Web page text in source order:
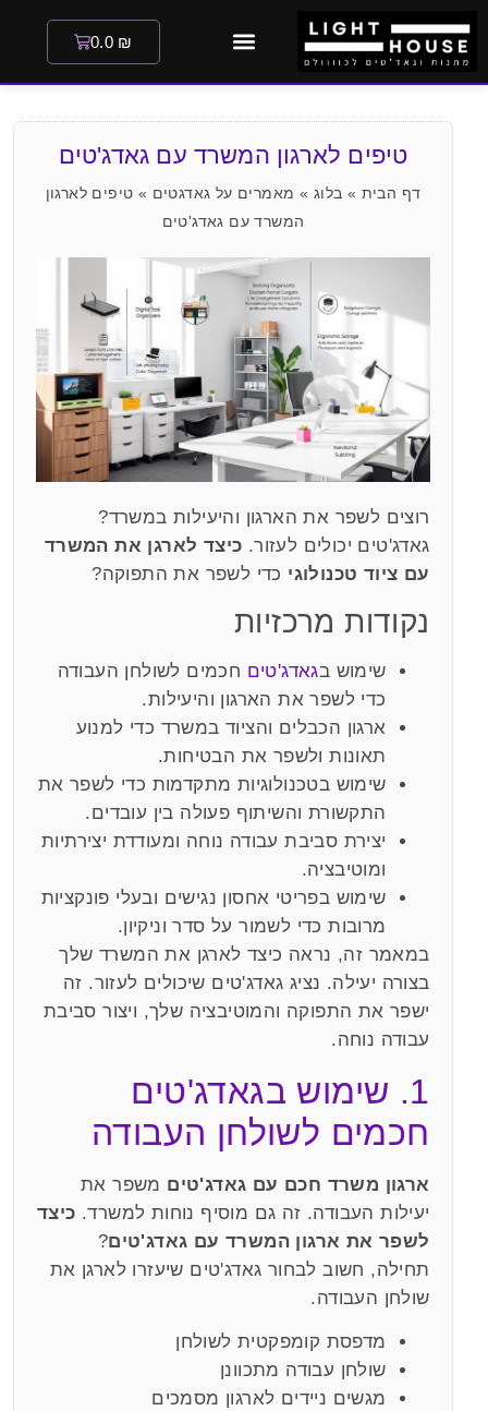
0.0 ₪
טיפים לארגון המשרד עם גאדג'טים
דף הבית » בלוג » מאמרים על גאדגטים » טיפים לארגון
המשרד עם גאדג'טים
רוצים לשפר את הארגון והיעילות במשרד?
גאדג'טים יכולים לעזור. כיצד לארגן את המשרד
עם ציוד טכנולוגי כדי לשפר את התפוקה?
נקודות מרכזיות
שימוש בגאדג'טים חכמים לשולחן העבודה
כדי לשפר את הארגון והיעילות.
ארגון הכבלים והציוד במשרד כדי למנוע
תאונות ולשפר את הבטיחות.
שימוש בטכנולוגיות מתקדמות כדי לשפר את
התקשורת והשיתוף פעולה בין עובדים.
יצירת סביבת עבודה נוחה ומעודדת יצירתיות
ומוטיבציה.
שימוש בפריטי אחסון נגישים ובעלי פונקציות
מרובות כדי לשמור על סדר וניקיון.
במאמר זה, נראה כיצד לארגן את המשרד שלך
בצורה יעילה. נציג גאדג'טים שיכולים לעזור. זה
ישפר את התפוקה והמוטיבציה שלך, ויצור סביבת
עבודה נוחה.
1. שימוש בגאדג'טים
חכמים לשולחן העבודה
ארגון משרד חכם עם גאדג'טים משפר את
יעילות העבודה. זה גם מוסיף נוחות למשרד. כיצד
לשפר את ארגון המשרד עם גאדג'טים?
תחילה, חשוב לבחור גאדג'טים שיעזרו לארגן את
שולחן העבודה.
מדפסת קומפקטית לשולחן
שולחן עבודה מתכוונן
מגשים ניידים לארגון מסמכים